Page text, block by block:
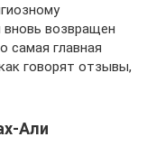
вновь возвращен
самая главная
говорят отзывы,
Али